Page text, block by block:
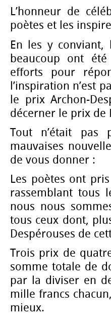
L’honneur de
poètes et les
En les y conviant,
beaucoup ont
efforts pour
l’inspiration n’est
le prix Archon-
décerner le prix de
Tout n’était pas
mauvaises
de vous donner :
Les poètes ont
rassemblant tous
nous nous
tous ceux dont,
Despérouses de
Trois prix de
somme totale de
par la diviser en
mille francs
mieux.